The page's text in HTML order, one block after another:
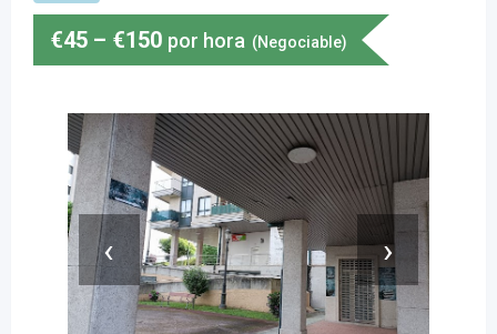
€45 – €150 por hora (Negociable)
‹ ›